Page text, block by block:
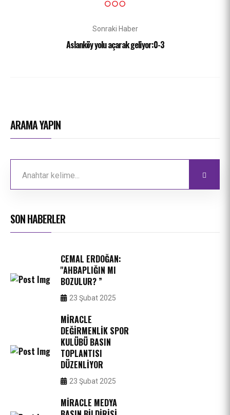
Sonraki Haber
Aslanköy yolu açarak geliyor:0-3
ARAMA YAPIN
SON HABERLER
CEMAL ERDOĞAN:
''AHBAPLIĞIN MI
BOZULUR? ”
23 Şubat 2025
MIRACLE
DEĞIRMENLIK SPOR
KULÜBÜ BASIN
TOPLANTISI
DÜZENLIYOR
23 Şubat 2025
MIRACLE MEDYA